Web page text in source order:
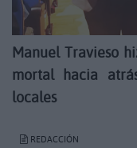
Manuel Travieso
mortal hacia
locales
REDACCIÓN